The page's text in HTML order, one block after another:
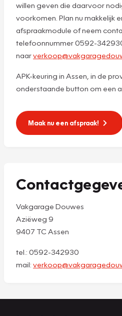
willen geven die daarvoor
voorkomen. Plan nu makkelijk
afspraakmodule of neem
telefoonnummer 0592-
naar
APK-keuring in Assen, in de
onderstaande button om een
Maak nu een afspraak!
Vakgarage Douwes
Aziëweg 9
9407 TC Assen
tel.: 0592-342930
mail: